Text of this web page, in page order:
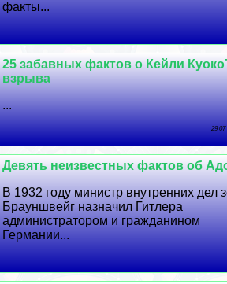
факты...
25 забавных фактов о Кейли
взрыва
...
29 07
Девять неизвестных фактов об
В 1932 году министр внутренних дел
Брауншвейг назначил Гитлера
администратором и гражданином
Германии...